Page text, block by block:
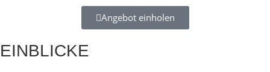
Angebot einholen
EINBLICKE